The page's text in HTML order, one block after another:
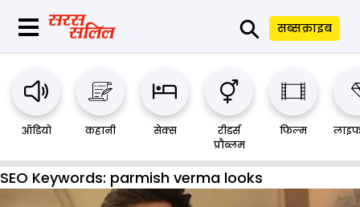
⚲ सब्सक्राइब
ऑडियो कहानी सेक्स
रीडर्स
प्रौब्लम
फिल्म
SEO Keywords: parmish verma looks